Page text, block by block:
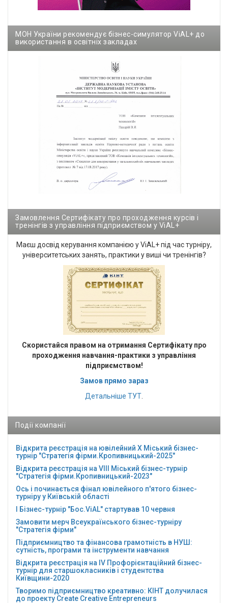
МОН України рекомендує бізнес-симулятор ViAL+ до
використання в освітніх закладах
Замовлення Сертифікату про проходження курсів і
тренінгів з управління підприємством у ViAL+
Маєш досвід керування компанією у ViAL+ під час турніру,
університетських занять, практики у виші чи тренінгів?
Cкористайся правом на отримання Сертифікату про
проходження навчання-практики з управління
підприємством!
Замов прямо зараз
Детальніше ТУТ
Події компанії
Відкрита реєстрація на ювілейний Х Міський бізнес-
турнір "Стратегія фірми.Кропивницький-2025"
Відкрита реєстрація на VІІІ Міський бізнес-турнір
"Стратегія фірми.Кропивницький-2023"
Ось і починається фінал ювілейного п'ятого бізнес-
турніру у Київській області
І Бізнес-турнір "Бос.ViAL" стартував 10 червня
Замовити мерч Всеукраїнського бізнес-турніру
"Стратегія фірми"
Підприємництво та фінансова грамотність в НУШ:
сутність, програми та інструменти навчання
Відкрита реєстрація на ІV Профорієнтаційний бізнес-
турнір для старшокласників і студентства
Київщини-2020
Творимо підприємництво креативно: КІНТ долучилася
до проекту Сreate Creative Entrepreneurs